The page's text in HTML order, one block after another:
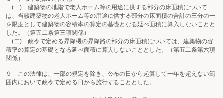
(一) 建築物の地階で老人ホーム等の用途に供する部分の床面積について
は、当該建築物の老人ホーム等の用途に供する部分の床面積の合計の三分の一
を限度として建築物の容積率の算定の基礎となる延べ面積に算入しないことと
した。（第五二条第三項関係）
(二) 政令で定める昇降機の昇降路の部分の床面積については、建築物の容
積率の算定の基礎となる延べ面積に算入しないこととした。（第五二条第六項
関係）
９ この法律は、一部の規定を除き、公布の日から起算して一年を超えない範
囲内において政令で定める日から施行することとした。